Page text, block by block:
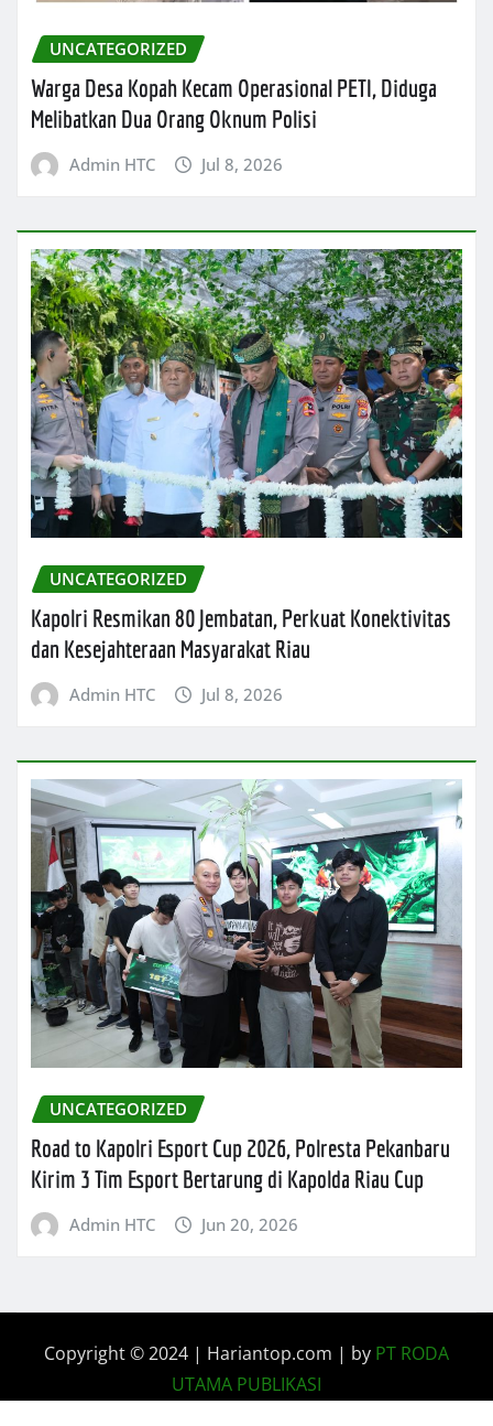
UNCATEGORIZED
Warga Desa Kopah Kecam Operasional PETI, Diduga
Melibatkan Dua Orang Oknum Polisi
Admin HTC Jul 8, 2026
UNCATEGORIZED
Kapolri Resmikan 80 Jembatan, Perkuat Konektivitas
dan Kesejahteraan Masyarakat Riau
Admin HTC Jul 8, 2026
UNCATEGORIZED
Road to Kapolri Esport Cup 2026, Polresta Pekanbaru
Kirim 3 Tim Esport Bertarung di Kapolda Riau Cup
Admin HTC Jun 20, 2026
Copyright © 2024 | Hariantop.com | by PT RODA
UTAMA PUBLIKASI